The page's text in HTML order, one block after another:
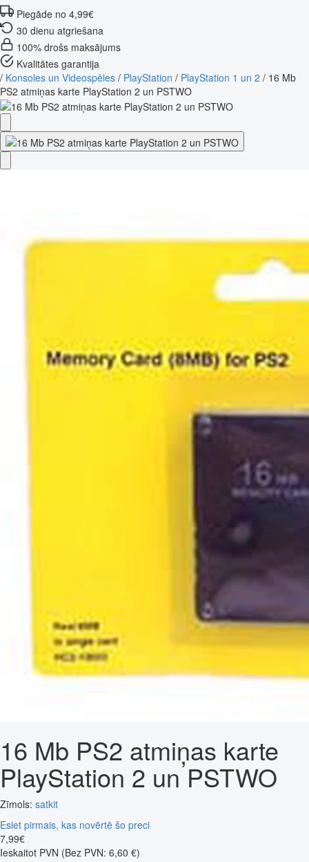
Piegāde no 4,99€
30 dienu atgriešana
100% drošs maksājums
Kvalitātes garantija
/ Konsoles un Videospēles / PlayStation / PlayStation 1 un 2 / 16 Mb
PS2 atmiņas karte PlayStation 2 un PSTWO
16 Mb PS2 atmiņas karte
PlayStation 2 un PSTWO
Zīmols: satkit
Esiet pirmais, kas novērtē šo preci
7,99€
Ieskaitot PVN (Bez PVN: 6,60 €)